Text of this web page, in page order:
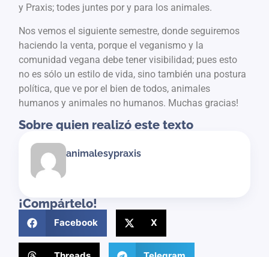
y Praxis; todes juntes por y para los animales.
Nos vemos el siguiente semestre, donde seguiremos
haciendo la venta, porque el veganismo y la
comunidad vegana debe tener visibilidad; pues esto
no es sólo un estilo de vida, sino también una postura
política, que ve por el bien de todos, animales
humanos y animales no humanos. Muchas gracias!
Sobre quien realizó este texto
animalesypraxis
¡Compártelo!
Facebook X